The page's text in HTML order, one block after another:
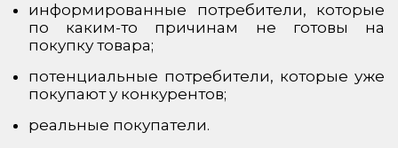
информированные потребители, которые
по каким-то причинам не готовы на
покупку товара;
потенциальные потребители, которые уже
покупают у конкурентов;
реальные покупатели.